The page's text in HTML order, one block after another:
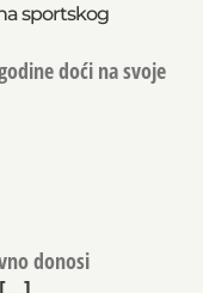
sportskog
doći na svoje
donosi